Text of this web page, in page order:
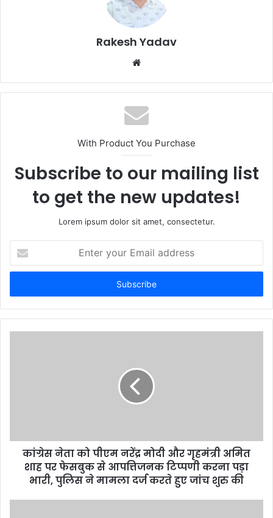
Rakesh Yadav
b
s
i
e
With Product You Purchase
Subscribe to our mailing list
to get the new updates!
Lorem ipsum dolor sit amet, consectetur.
t
r
y
s
कांग्रेस नेता को पीएम नरेंद्र मोदी और गृहमंत्री अमित
शाह पर फेसबुक से आपत्तिजनक टिप्पणी करना पड़ा
भारी, पुलिस ने मामला दर्ज करते हुए जांच शुरु की